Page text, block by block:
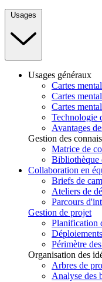
Usages
Usages généraux
Cartes
Cartes
Cartes
Technologie
Avantages
Gestion des
Matrice de
Bibliothèque
Collaboration en
Briefs de
Ateliers de
Parcours
Gestion de projet
Planification
Périmètre
Organisation des
Arbres de
Analyse des